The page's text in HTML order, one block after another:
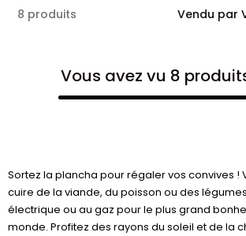
8 produits Vendu par
Vous avez vu 8
Sortez la plancha pour régaler vos convives !
cuire de la viande, du poisson ou des
électrique ou au gaz pour le plus grand
monde. Profitez des rayons du soleil et de la